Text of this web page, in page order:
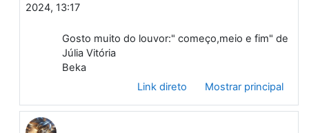
2024, 13:17
Gosto muito do louvor:" começo,meio e fim" de
Júlia Vitória
Beka
Link direto
Mostrar principal